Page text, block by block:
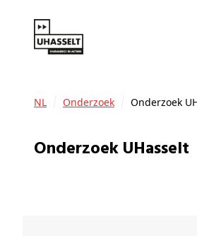
NL Onderzoek Onderzoek
Onderzoek UHasselt